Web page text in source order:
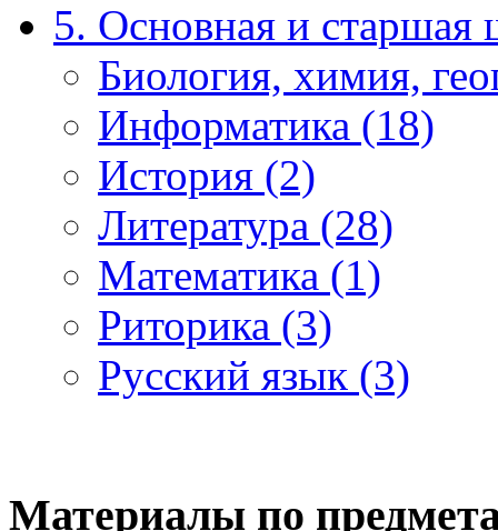
5. Основная и старшая
Биология, химия,
Информатика (18)
История (2)
Литература (28)
Математика (1)
Риторика (3)
Русский язык (3)
Материалы по